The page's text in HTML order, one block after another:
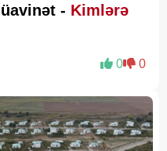
- Kimlərə
0 0